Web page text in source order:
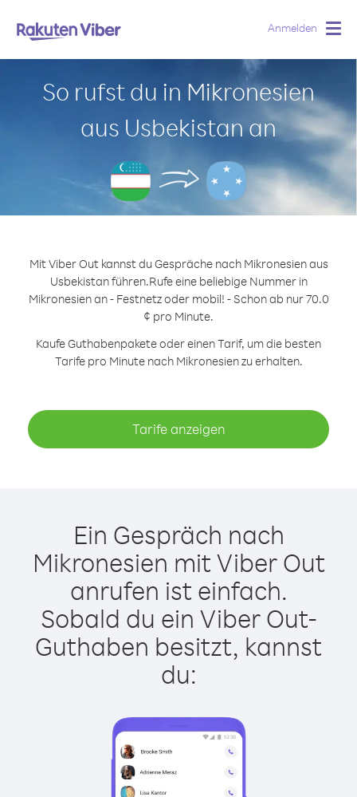
Anmelden
So rufst du in Mikronesien
aus Usbekistan an
Mit Viber Out kannst du Gespräche nach Mikronesien aus
Usbekistan führen.Rufe eine beliebige Nummer in
Mikronesien an - Festnetz oder mobil! - Schon ab nur 70.0
¢ pro Minute.
Kaufe Guthabenpakete oder einen Tarif, um die besten
Tarife pro Minute nach Mikronesien zu erhalten.
Tarife anzeigen
Ein Gespräch nach
Mikronesien mit Viber Out
anrufen ist einfach.
Sobald du ein Viber Out-
Guthaben besitzt, kannst
du: